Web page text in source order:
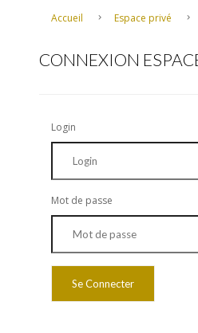
Accueil Espace privé
CONNEXION
Login
Mot de passe
Se Connecter